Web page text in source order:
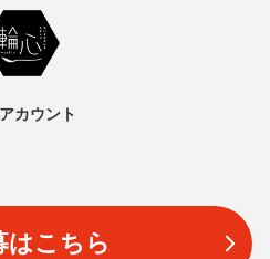
カウント
はこちら